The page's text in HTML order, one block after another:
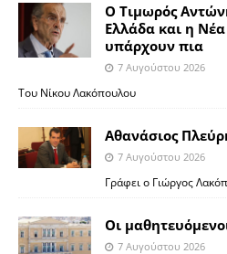
Ο Τιμωρός
Ελλάδα και η
υπάρχουν πια
7 Αυγούστου 2026
Του Νίκου Λακόπουλου
Αθανάσιος
7 Αυγούστου 2026
Γράφει ο Γιώργος
Οι
7 Αυγούστου 2026